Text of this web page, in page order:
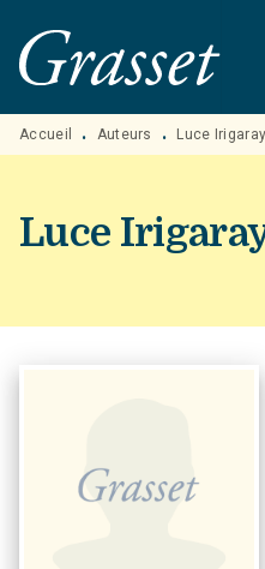
MENU RECHERCHE
PIED DE PAGE
Accueil • Auteurs • Luce Irigaray
Luce